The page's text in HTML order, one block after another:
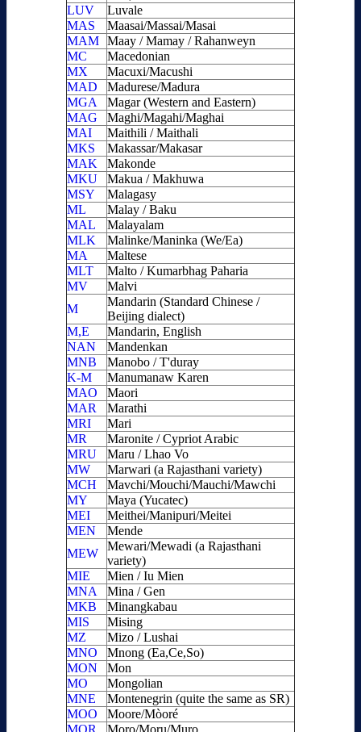
LUV
Luvale
MAS
Maasai/Massai/Masai
MAM Maay / Mamay / Rahanweyn
MC
Macedonian
MX
Macuxi/Macushi
MAD
Madurese/Madura
MGA
Magar (Western and Eastern)
MAG
Maghi/Magahi/Maghai
MAI
Maithili / Maithali
MKS
Makassar/Makasar
MAK
Makonde
MKU
Makua / Makhuwa
MSY
Malagasy
ML
Malay / Baku
MAL
Malayalam
MLK
Malinke/Maninka (We/Ea)
MA
Maltese
MLT
Malto / Kumarbhag Paharia
MV
Malvi
M
Mandarin (Standard Chinese /
Beijing dialect)
M,E
Mandarin, English
NAN
Mandenkan
MNB
Manobo / T'duray
K-M
Manumanaw Karen
MAO
Maori
MAR
Marathi
MRI
Mari
MR
Maronite / Cypriot Arabic
MRU
Maru / Lhao Vo
MW
Marwari (a Rajasthani variety)
MCH
Mavchi/Mouchi/Mauchi/Mawchi
MY
Maya (Yucatec)
MEI
Meithei/Manipuri/Meitei
MEN
Mende
MEW
Mewari/Mewadi (a Rajasthani
variety)
MIE
Mien / Iu Mien
MNA
Mina / Gen
MKB
Minangkabau
MIS
Mising
MZ
Mizo / Lushai
MNO
Mnong (Ea,Ce,So)
MON
Mon
MO
Mongolian
MNE
Montenegrin (quite the same as SR)
MOO
Moore/Mòoré